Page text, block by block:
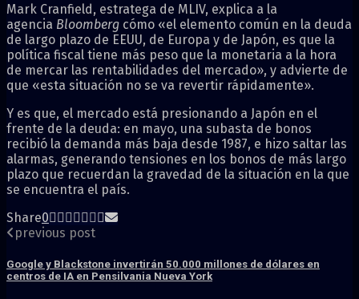
Mark Cranfield, estratega de MLIV, explica a la
agencia Bloomberg cómo «el elemento común en la deuda
de largo plazo de EEUU, de Europa y de Japón, es que la
política fiscal tiene más peso que la monetaria a la hora
de mercar las rentabilidades del mercado», y advierte de
que «esta situación no se va revertir rápidamente».
Y es que, el mercado está presionando a Japón en el
frente de la deuda: en mayo, una subasta de bonos
recibió la demanda más baja desde 1987, e hizo saltar las
alarmas, generando tensiones en los bonos de más largo
plazo que recuerdan la gravedad de la situación en la que
se encuentra el país.
Share0
previous post
Google y Blackstone invertirán 50.000 millones de dólares en
centros de IA en Pensilvania Nueva York